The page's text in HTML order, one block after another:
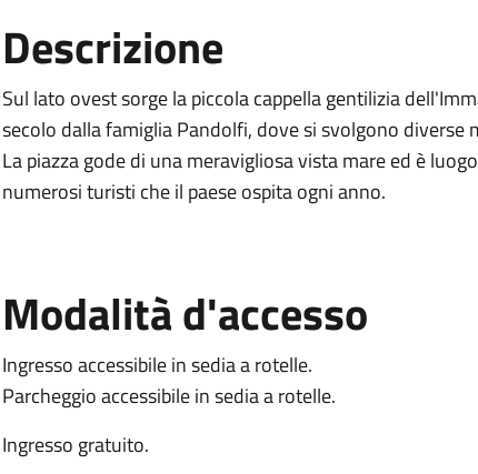
Descrizione
Sul lato ovest sorge la piccola cappella gentilizia
secolo dalla famiglia Pandolfi, dove si svolgono diverse
La piazza gode di una meravigliosa vista mare ed è
numerosi turisti che il paese ospita ogni anno.
Modalità d'accesso
Ingresso accessibile in sedia a rotelle.
Parcheggio accessibile in sedia a rotelle.
Ingresso gratuito.